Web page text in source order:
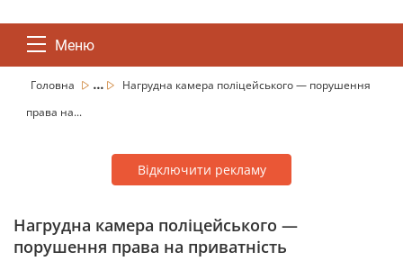
Меню
Головна ...
Нагрудна камера поліцейського — порушення
права на...
Відключити рекламу
Нагрудна камера поліцейського —
порушення права на приватність